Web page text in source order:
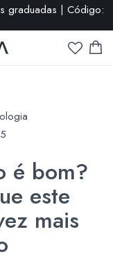
graduadas | Código:
é bom?
este
mais